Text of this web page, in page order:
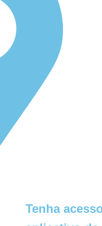
Tenha